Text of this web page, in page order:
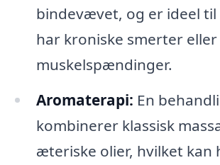
bindevævet, og er ideel til
har kroniske smerter eller
muskelspændinger.
Aromaterapi: En
kombinerer klassisk
æteriske olier, hvilket kan